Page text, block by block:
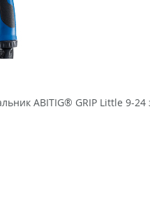
ABITIG® GRIP Little 9-